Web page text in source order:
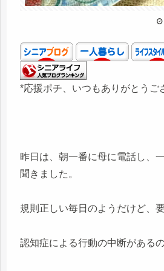
*応援ポチ、いつもありがとうご
昨日は、朝一番に母に電話し、
聞きました。
規則正しい毎日のようだけど、要
認知症による行動の中断がある